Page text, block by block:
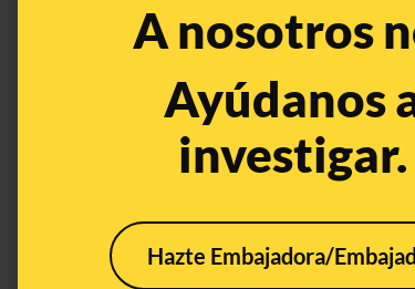
A nosotros
Ayúdanos
investigar.
Hazte Embajadora/
Podemos y la
legislatura: preguntas y
Aug 4, 2023, 2:03:09 PM